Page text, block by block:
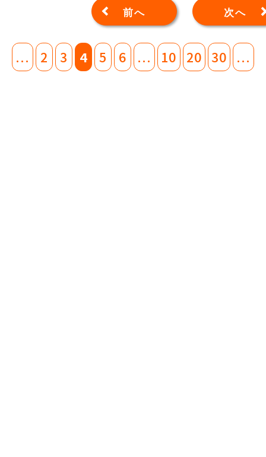
前へ
... 2 3 4 5 6 ... 10 20 30 ...
次へ